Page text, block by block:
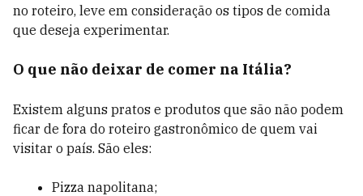
no roteiro, leve em consideração os tipos de comida
que deseja experimentar.
O que não deixar de comer na Itália?
Existem alguns pratos e produtos que são não podem
ficar de fora do roteiro gastronômico de quem vai
visitar o país. São eles:
Pizza napolitana;